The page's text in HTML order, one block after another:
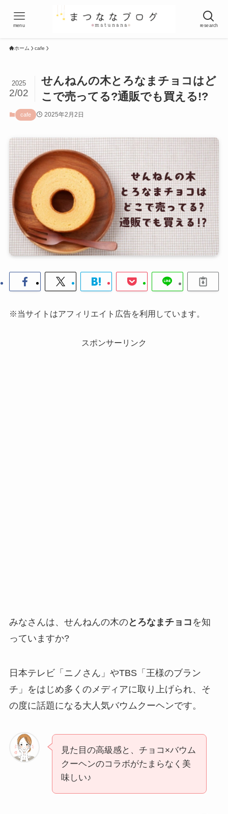
research
menu
ホーム cafe
せんねんの木とろなまチョコはど
こで売ってる?通販でも買える!?
2025
2/02
cafe 2025年2月2日
※当サイトはアフィリエイト広告を利用しています。
スポンサーリンク
みなさんは、せんねんの木のとろなまチョコ を知
っていますか?
日本テレビ「ニノさん」やTBS「王様のブラン
チ」をはじめ多くのメディアに取り上げられ、そ
の度に話題になる大人気バウムクーヘンです。
見た目の高級感と、チョコ×バウム
クーヘンのコラボがたまらなく美
味しい♪